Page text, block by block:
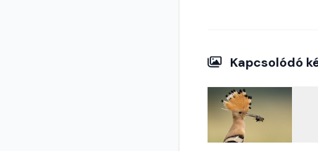
Kapcsolódó